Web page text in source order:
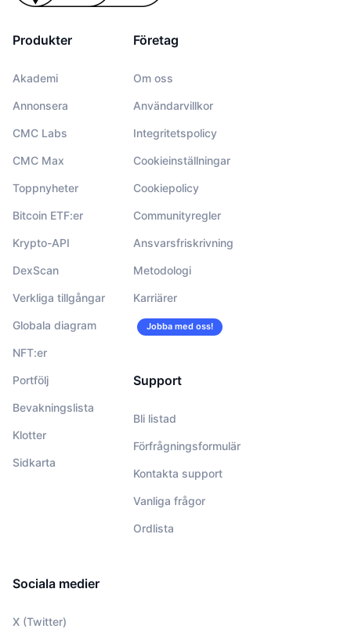
Produkter
Akademi
Annonsera
CMC Labs
CMC Max
Toppnyheter
Bitcoin ETF:er
Krypto-API
DexScan
Verkliga tillgångar
Globala diagram
NFT:er
Portfölj
Bevakningslista
Klotter
Sidkarta
Företag
Om oss
Användarvillkor
Integritetspolicy
Cookieinställningar
Cookiepolicy
Communityregler
Ansvarsfriskrivning
Metodologi
Karriärer
Jobba med oss!
Support
Bli listad
Förfrågningsformulär
Kontakta support
Vanliga frågor
Ordlista
Sociala medier
X (Twitter)